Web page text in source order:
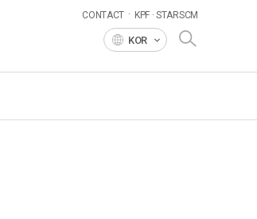
CONTACT · KPF · STARSCM
KOR